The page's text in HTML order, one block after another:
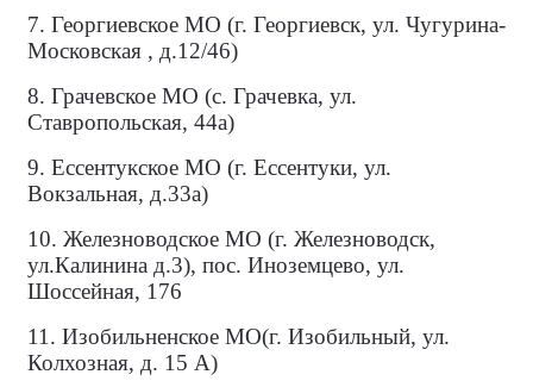
7. Георгиевское МО (г. Георгиевск, ул. Чугурина-
Московская , д.12/46)
8. Грачевское МО (с. Грачевка, ул.
Ставропольская, 44а)
9. Ессентукское МО (г. Ессентуки, ул.
Вокзальная, д.33а)
10. Железноводское МО (г. Железноводск,
ул.Калинина д.3), пос. Иноземцево, ул.
Шоссейная, 176
11. Изобильненское МО(г. Изобильный, ул.
Колхозная, д. 15 А)